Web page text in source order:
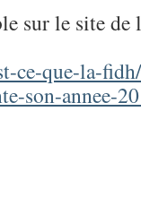
sur le site de
ce-que-la-
son-annee-